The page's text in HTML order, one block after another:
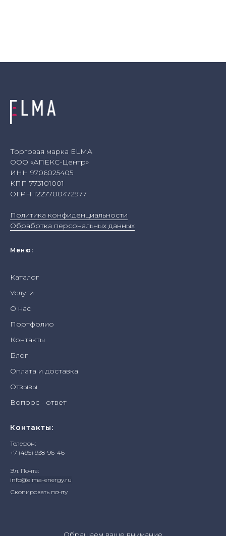
Торговая марка ELMA
ООО «АПЕКС-Центр»
ИНН 9706025405
КПП 773101001
ОГРН 1227700472977
Политика конфиденциальности
Обработка персональных данных
Меню:
Каталог
Услуги
О нас
Портфолио
Контакты
Блог
Оплата и доставка
Отзывы
Вопрос - ответ
Контакты:
Телефон:
+7 (495) 938-96-46
Эл. Почта:
info@elma-energy.ru
Скопировать почту